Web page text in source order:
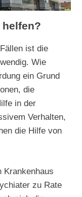
ist die
Wie
ein Grund
die
in der
Verhalten,
die Hilfe von
Krankenhaus
zu Rate